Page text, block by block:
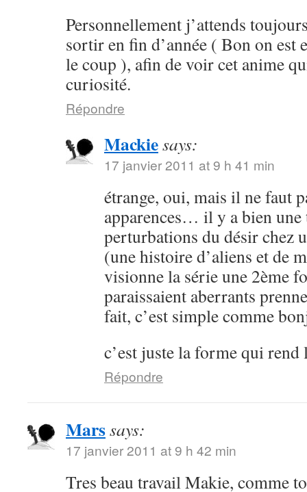
Personnellement j’attends
sortir en fin d’année ( Bon on est
le coup ), afin de voir cet anime
curiosité.
Répondre
Mackiesays:
17 janvier 2011 at 9 h 41 min
étrange, oui, mais il ne faut
apparences… il y a bien une
perturbations du désir chez
(une histoire d’aliens et de
visionne la série une 2ème
paraissaient aberrants
fait, c’est simple comme
c’est juste la forme qui rend
Répondre
Marssays:
17 janvier 2011 at 9 h 42 min
Tres beau travail Makie, comme